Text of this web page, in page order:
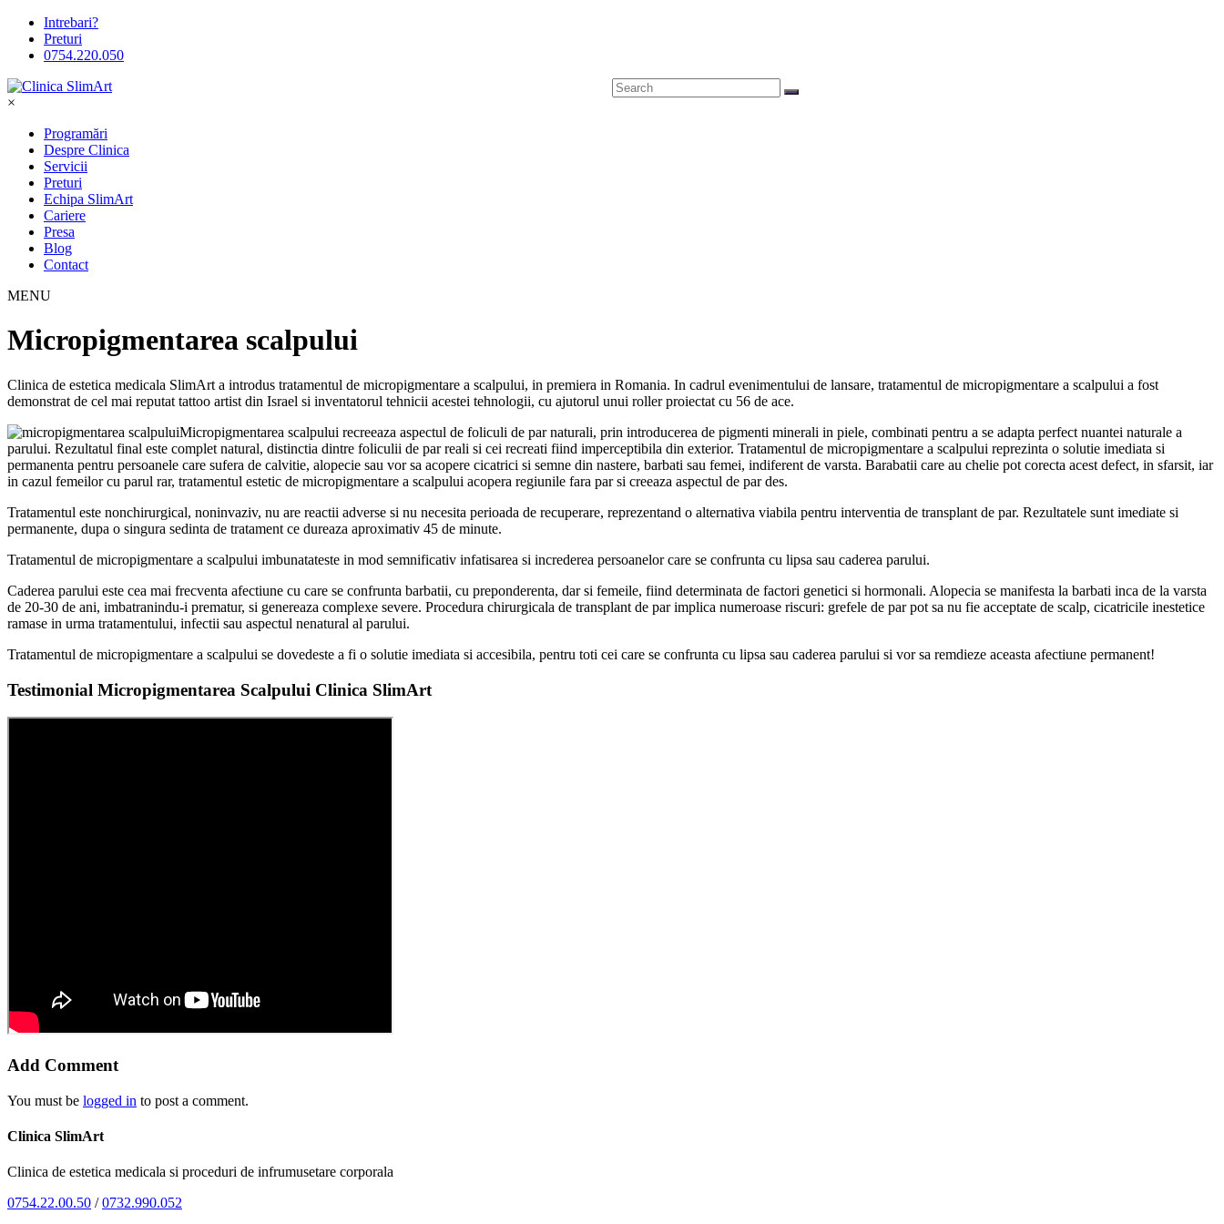
Intrebari?
Preturi
0754.220.050
×
Programări
Despre Clinica
Servicii
Preturi
Echipa SlimArt
Cariere
Presa
Blog
Contact
MENU
Micropigmentarea scalpului
Clinica de estetica medicala SlimArt a introdus tratamentul de micropigmentare a scalpului, in premiera in Romania. In cadrul evenimentului de lansare, tratamentul de micropigmentare a scalpului a fost
demonstrat de cel mai reputat tattoo artist din Israel si inventatorul tehnicii acestei tehnologii, cu ajutorul unui roller proiectat cu 56 de ace.
Micropigmentarea scalpului recreeaza aspectul de foliculi de par naturali, prin introducerea de pigmenti minerali in piele, combinati pentru a se adapta perfect nuantei naturale a
parului. Rezultatul final este complet natural, distinctia dintre foliculii de par reali si cei recreati fiind imperceptibila din exterior. Tratamentul de micropigmentare a scalpului reprezinta o solutie imediata si
permanenta pentru persoanele care sufera de calvitie, alopecie sau vor sa acopere cicatrici si semne din nastere, barbati sau femei, indiferent de varsta. Barabatii care au chelie pot corecta acest defect, in sfarsit, iar
in cazul femeilor cu parul rar, tratamentul estetic de micropigmentare a scalpului acopera regiunile fara par si creeaza aspectul de par des.
Tratamentul este nonchirurgical, noninvaziv, nu are reactii adverse si nu necesita perioada de recuperare, reprezentand o alternativa viabila pentru interventia de transplant de par. Rezultatele sunt imediate si
permanente, dupa o singura sedinta de tratament ce dureaza aproximativ 45 de minute.
Tratamentul de micropigmentare a scalpului imbunatateste in mod semnificativ infatisarea si increderea persoanelor care se confrunta cu lipsa sau caderea parului.
Caderea parului este cea mai frecventa afectiune cu care se confrunta barbatii, cu preponderenta, dar si femeile, fiind determinata de factori genetici si hormonali. Alopecia se manifesta la barbati inca de la varsta
de 20-30 de ani, imbatranindu-i prematur, si genereaza complexe severe. Procedura chirurgicala de transplant de par implica numeroase riscuri: grefele de par pot sa nu fie acceptate de scalp, cicatricile inestetice
ramase in urma tratamentului, infectii sau aspectul nenatural al parului.
Tratamentul de micropigmentare a scalpului se dovedeste a fi o solutie imediata si accesibila, pentru toti cei care se confrunta cu lipsa sau caderea parului si vor sa remdieze aceasta afectiune permanent!
Testimonial Micropigmentarea Scalpului Clinica SlimArt
Add Comment
You must be logged in to post a comment.
Clinica SlimArt
Clinica de estetica medicala si proceduri de infrumusetare corporala
0754.22.00.50 /0732.990.052